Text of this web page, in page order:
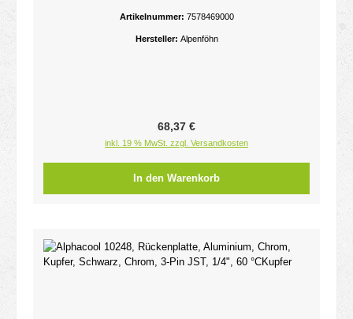
Artikelnummer: 7578469000
Hersteller: Alpenföhn
Regulärer Preis:
68,37 €
inkl. 19 % MwSt. zzgl. Versandkosten
In den Warenkorb